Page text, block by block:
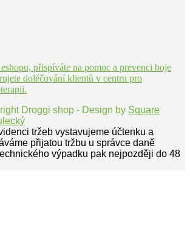
přispíváte na pomoc a prevenci boje
doléčování klientů v centru pro
Droggi shop - Design by Square
tržeb vystavujeme účtenku a
přijatou tržbu u správce daně
výpadku pak nejpozději do 48